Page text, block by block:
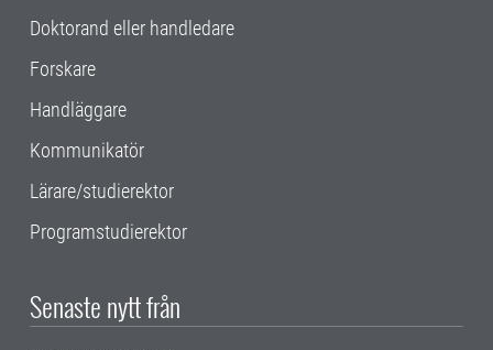
Doktorand eller handledare
Forskare
Handläggare
Kommunikatör
Lärare/studierektor
Programstudierektor
Senaste nytt från